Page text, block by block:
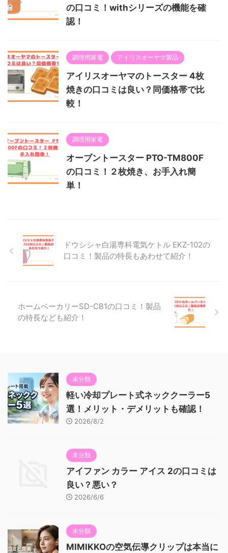
の口コミ！withシリーズの機能を確
認！
調理用家電 アイリスオーヤマ製品
アイリスオーヤマのトースター 4枚
焼きの口コミは良い？同価格帯で比
較！
調理用家電
オーブントースター PTO-TM800F
の口コミ！２枚焼き、お手入れ簡
単！
ドウシシャ白湯専科電気ケトル EKZ-102の
口コミ！製品の特長もあわせて紹介！
ホームベーカリーSD-CB1の口コミ！製品
の特長なども紹介！
未分類
軽い冷却プレート式ネッククーラー5
選！メリット・デメリットも確認！
2026/8/2
未分類
アイファン カラー アイス 2の口コミは
良い？悪い？
2026/6/6
未分類
MIMIKKOの空気伝導クリップは本当に